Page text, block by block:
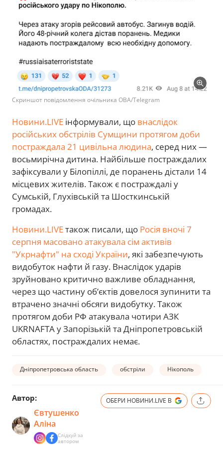
Скриншот повідомлення очільника ОВА/Telegram
Новини.LIVE інформували, що внаслідок
російських обстрілів Сумщини протягом доби
постраждала 21 цивільна людина, серед них —
восьмирічна дитина. Найбільше постраждалих
зафіксували у Білопіллі, де поранень дістали 14
місцевих жителів. Також є постраждалі у
Сумській, Глухівській та Шосткинській
громадах.
Новини.LIVEтакож писали, що Росія вночі 7
серпня масовано атакувала сім активів
"Укрнафти" на сході України, які забезпечують
видобуток нафти й газу. Внаслідок ударів
зруйновано критично важливе обладнання,
через що частину об’єктів довелося зупинити та
втрачено значні обсяги видобутку. Також
протягом доби РФ атакувала чотири АЗК
UKRNAFTA у Запорізькій та Дніпропетровській
областях, постраждалих немає.
Дніпропетровська область обстріли Нікополь
Автор:
Євтушенко
Аліна
Слідкуй за
автором
ОБЕРИ НОВИНИ.LIVE В